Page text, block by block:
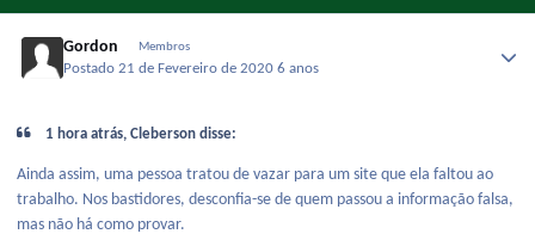
Gordon Membros
Postado21 de Fevereiro de 20206 anos
1 hora atrás, Cleberson disse:
Ainda assim, uma pessoa tratou de vazar para um site que ela faltou ao
trabalho. Nos bastidores, desconfia-se de quem passou a informação falsa,
mas não há como provar.